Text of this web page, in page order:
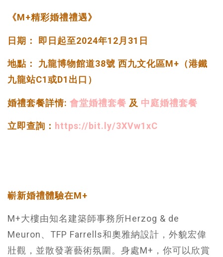
《M+精彩婚禮禮遇》
日期： 即日起至2024年12月31日
地點： 九龍博物館道38號 西九文化區M+（港鐵
九龍站C1或D1出口）
婚禮套餐詳情: 會堂婚禮套餐 及 中庭婚禮套餐
立即查詢： https://bit.ly/3XVw1xC
嶄新婚禮體驗在M+
M+大樓由知名建築師事務所Herzog & de
Meuron、TFP Farrells和奧雅納設計，外貌宏偉
壯觀，並散發著藝術氛圍。身處M+，你可以欣賞